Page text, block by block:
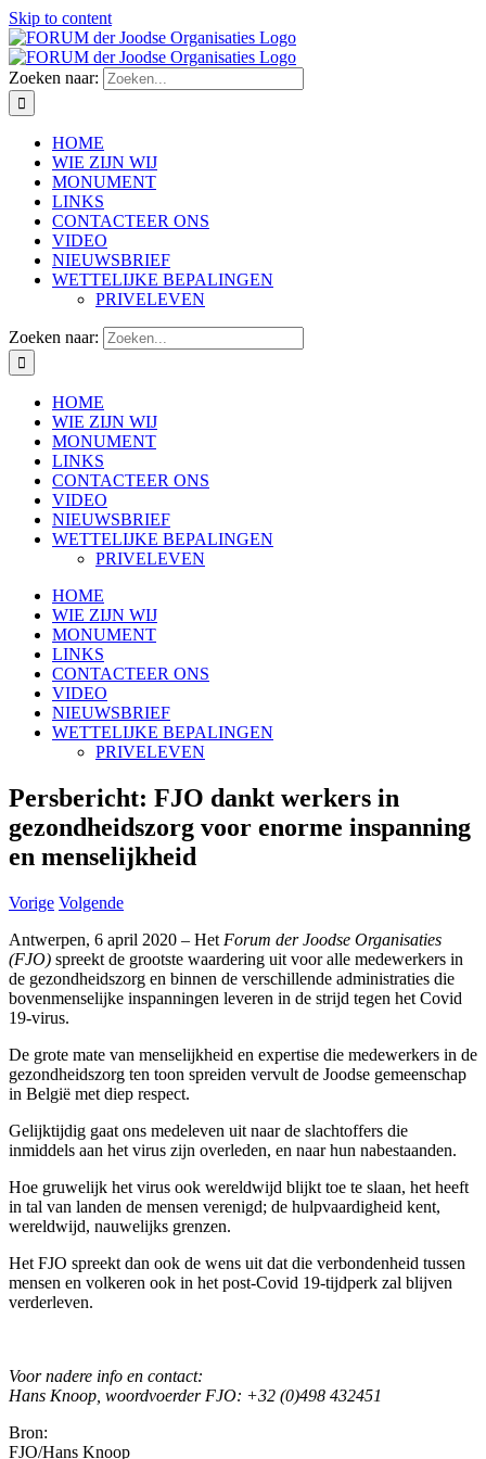
Skip to content
Zoeken naar:
HOME
WIE ZIJN WIJ
MONUMENT
LINKS
CONTACTEER ONS
VIDEO
NIEUWSBRIEF
WETTELIJKE BEPALINGEN
PRIVELEVEN
Zoeken naar:
HOME
WIE ZIJN WIJ
MONUMENT
LINKS
CONTACTEER ONS
VIDEO
NIEUWSBRIEF
WETTELIJKE BEPALINGEN
PRIVELEVEN
HOME
WIE ZIJN WIJ
MONUMENT
LINKS
CONTACTEER ONS
VIDEO
NIEUWSBRIEF
WETTELIJKE BEPALINGEN
PRIVELEVEN
Persbericht: FJO dankt werkers in
gezondheidszorg voor enorme inspanning
en menselijkheid
Vorige Volgende
Antwerpen, 6 april 2020 – Het Forum der Joodse Organisaties
(FJO) spreekt de grootste waardering uit voor alle medewerkers in
de gezondheidszorg en binnen de verschillende administraties die
bovenmenselijke inspanningen leveren in de strijd tegen het Covid
19-virus.
De grote mate van menselijkheid en expertise die medewerkers in de
gezondheidszorg ten toon spreiden vervult de Joodse gemeenschap
in België met diep respect.
Gelijktijdig gaat ons medeleven uit naar de slachtoffers die
inmiddels aan het virus zijn overleden, en naar hun nabestaanden.
Hoe gruwelijk het virus ook wereldwijd blijkt toe te slaan, het heeft
in tal van landen de mensen verenigd; de hulpvaardigheid kent,
wereldwijd, nauwelijks grenzen.
Het FJO spreekt dan ook de wens uit dat die verbondenheid tussen
mensen en volkeren ook in het post-Covid 19-tijdperk zal blijven
verderleven.
Voor nadere info en contact:
Hans Knoop, woordvoerder FJO: +32 (0)498 432451
Bron:
FJO/Hans Knoop